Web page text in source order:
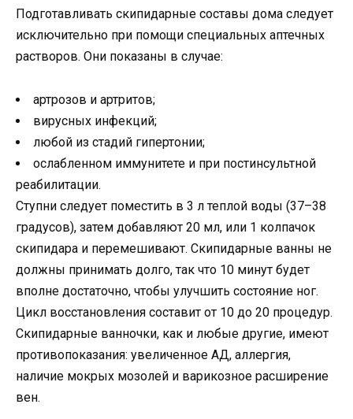
Подготавливать скипидарные составы дома следует
исключительно при помощи специальных аптечных
растворов. Они показаны в случае:
артрозов и артритов;
вирусных инфекций;
любой из стадий гипертонии;
ослабленном иммунитете и при постинсультной
реабилитации.
Ступни следует поместить в 3 л теплой воды (37–38
градусов), затем добавляют 20 мл, или 1 колпачок
скипидара и перемешивают. Скипидарные ванны не
должны принимать долго, так что 10 минут будет
вполне достаточно, чтобы улучшить состояние ног.
Цикл восстановления составит от 10 до 20 процедур.
Скипидарные ванночки, как и любые другие, имеют
противопоказания: увеличенное АД, аллергия,
наличие мокрых мозолей и варикозное расширение
вен.